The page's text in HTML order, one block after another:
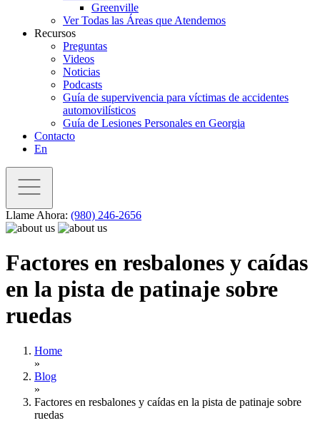
Greenville
Ver Todas las Áreas que Atendemos
Recursos
Preguntas
Videos
Noticias
Podcasts
Guía de supervivencia para víctimas de accidentes
automovilísticos
Guía de Lesiones Personales en Georgia
Contacto
En
Llame Ahora: (980) 246-2656
Factores en resbalones y caídas
en la pista de patinaje sobre
ruedas
Home
»
Blog
»
Factores en resbalones y caídas en la pista de patinaje sobre
ruedas